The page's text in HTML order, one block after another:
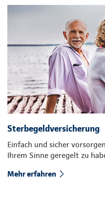
Sterbegeldversicherung
Einfach und sicher
Ihrem Sinne geregelt zu
Mehr erfahren